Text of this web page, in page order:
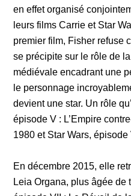
en effet organisé
leurs films Carrie et Star
premier film, Fisher refuse
se précipite sur le rôle de
médiévale encadrant une
le personnage
devient une star. Un rôle
épisode V : L’Empire
1980 et Star Wars,
En décembre 2015, elle
Leia Organa, plus âgée de